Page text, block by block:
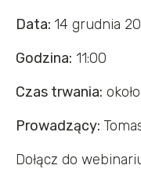
Data: 14 grudnia
Godzina: 11:00
Czas trwania:
Prowadzący:
Dołącz do